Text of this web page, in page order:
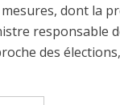
dont la
responsable
des